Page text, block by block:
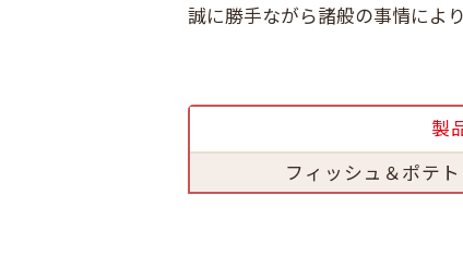
誠に勝手ながら諸般の事情によ
製
フィッシュ＆ポテ